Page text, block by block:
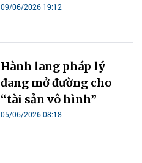
09/06/2026 19:12
Hành lang pháp lý
đang mở đường cho
“tài sản vô hình”
05/06/2026 08:18